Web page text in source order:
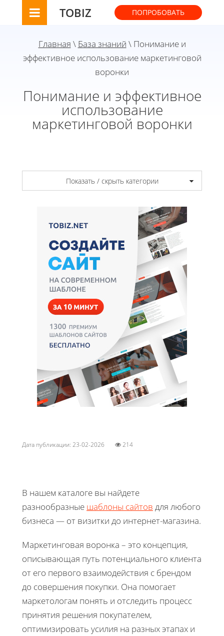
TOBIZ ПОПРОБОВАТЬ
Главная \ База знаний \ Понимание и
эффективное использование маркетинговой
воронки
Понимание и эффективное
использование
маркетинговой воронки
Показать / скрыть категории
Дата публикации: 23-02-2026 214
В нашем каталоге вы найдете
разнообразные шаблоны сайтов для любого
бизнеса — от визитки до интернет-магазина.
Маркетинговая воронка – это концепция,
описывающая путь потенциального клиента
от его первого взаимодействия с брендом
до совершения покупки. Она помогает
маркетологам понять и отследить процесс
принятия решения покупателем,
оптимизировать усилия на разных этапах и